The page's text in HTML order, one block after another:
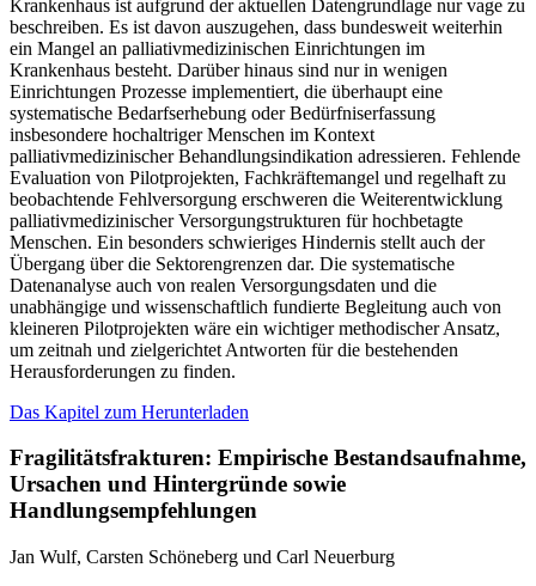
Krankenhaus ist aufgrund der aktuellen Datengrundlage nur vage zu
beschreiben. Es ist davon auszugehen, dass bundesweit weiterhin
ein Mangel an palliativmedizinischen Einrichtungen im
Krankenhaus besteht. Darüber hinaus sind nur in wenigen
Einrichtungen Prozesse implementiert, die überhaupt eine
systematische Bedarfserhebung oder Bedürfniserfassung
insbesondere hochaltriger Menschen im Kontext
palliativmedizinischer Behandlungsindikation adressieren. Fehlende
Evaluation von Pilotprojekten, Fachkräftemangel und regelhaft zu
beobachtende Fehlversorgung erschweren die Weiterentwicklung
palliativmedizinischer Versorgungstrukturen für hochbetagte
Menschen. Ein besonders schwieriges Hindernis stellt auch der
Übergang über die Sektorengrenzen dar. Die systematische
Datenanalyse auch von realen Versorgungsdaten und die
unabhängige und wissenschaftlich fundierte Begleitung auch von
kleineren Pilotprojekten wäre ein wichtiger methodischer Ansatz,
um zeitnah und zielgerichtet Antworten für die bestehenden
Herausforderungen zu finden.
Das Kapitel zum Herunterladen
Fragilitätsfrakturen: Empirische Bestandsaufnahme,
Ursachen und Hintergründe sowie
Handlungsempfehlungen
Jan Wulf, Carsten Schöneberg und Carl Neuerburg